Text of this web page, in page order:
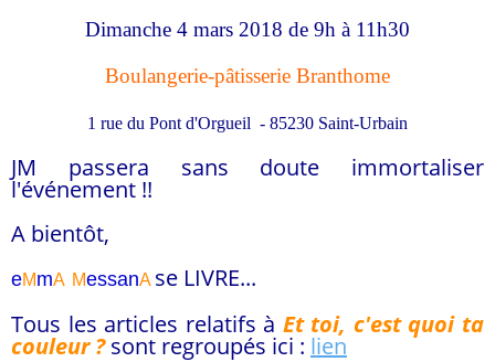
Dimanche 4 mars 2018 de 9h à 11h30
Boulangerie-pâtisserie Branthome
1 rue du Pont d'Orgueil - 85230 Saint-Urbain
JM passera sans doute immortaliser
l'événement !!
A bientôt,
eMmA MessanA se LIVRE...
Tous les articles relatifs à Et toi, c'est quoi ta
couleur ?sont regroupés ici : lien